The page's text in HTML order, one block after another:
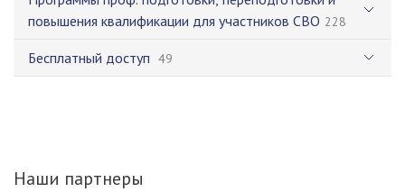
повышения квалификации для участников СВО 228
Бесплатный доступ 49
Наши партнеры